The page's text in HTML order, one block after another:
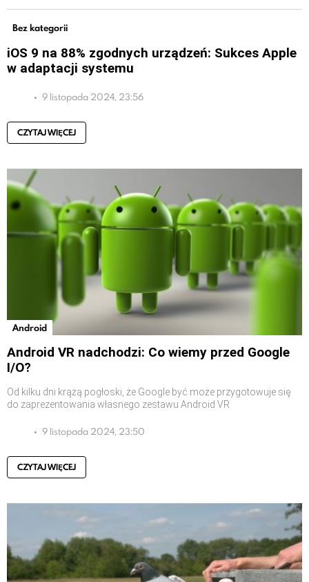
Bez kategorii
iOS 9 na 88% zgodnych urządzeń: Sukces Apple
w adaptacji systemu
9 listopada 2024, 23:56
CZYTAJ WIĘCEJ
Android
Android VR nadchodzi: Co wiemy przed Google
I/O?
Od kilku dni krążą pogłoski, że Google być może przygotowuje się
do zaprezentowania własnego zestawu Android VR
9 listopada 2024, 23:50
CZYTAJ WIĘCEJ